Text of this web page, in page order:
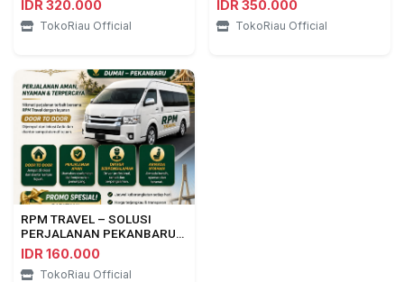
IDR 320.000
TokoRiau Official
IDR 350.000
TokoRiau Official
RPM TRAVEL – SOLUSI
PERJALANAN PEKANBARU
⇄ DUMAI
IDR 160.000
TokoRiau Official